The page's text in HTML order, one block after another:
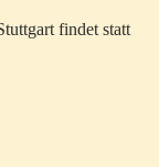
findet statt